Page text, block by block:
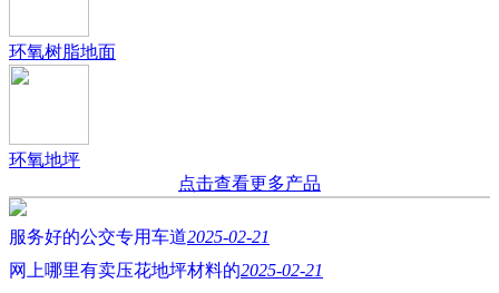
环氧树脂地面
环氧地坪
点击查看更多产品
服务好的公交专用车道2025-02-21
网上哪里有卖压花地坪材料的2025-02-21